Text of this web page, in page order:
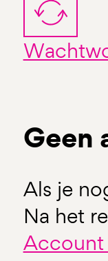
Geen
Als je
Na het
Account